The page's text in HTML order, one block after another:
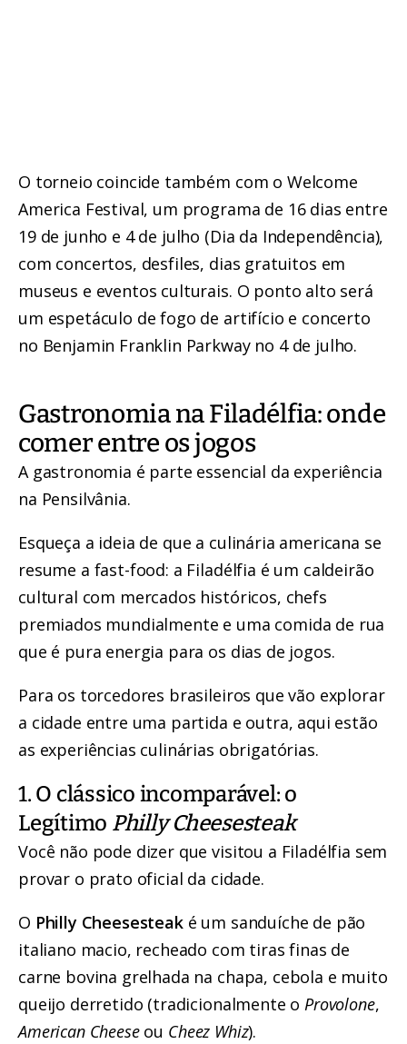
O torneio coincide também com o Welcome
America Festival, um programa de 16 dias entre
19 de junho e 4 de julho (Dia da Independência),
com concertos, desfiles, dias gratuitos em
museus e eventos culturais. O ponto alto será
um espetáculo de fogo de artifício e concerto
no Benjamin Franklin Parkway no 4 de julho.
Gastronomia na Filadélfia: onde
comer entre os jogos
A gastronomia é parte essencial da experiência
na Pensilvânia.
Esqueça a ideia de que a culinária americana se
resume a fast-food: a Filadélfia é um caldeirão
cultural com mercados históricos, chefs
premiados mundialmente e uma comida de rua
que é pura energia para os dias de jogos.
Para os torcedores brasileiros que vão explorar
a cidade entre uma partida e outra, aqui estão
as experiências culinárias obrigatórias.
1. O clássico incomparável: o
Legítimo Philly Cheesesteak
Você não pode dizer que visitou a Filadélfia sem
provar o prato oficial da cidade.
O Philly Cheesesteaké um sanduíche de pão
italiano macio, recheado com tiras finas de
carne bovina grelhada na chapa, cebola e muito
queijo derretido (tradicionalmente oProvolone,
American Cheeseou Cheez Whiz).